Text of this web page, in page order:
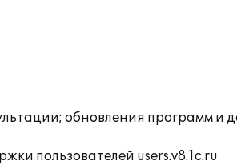
обновления программ и
пользователей users.v8.1c.ru